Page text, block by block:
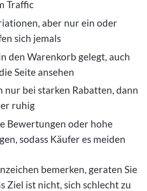
Traffic
aber nur ein oder
sich jemals
den Warenkorb gelegt, auch
Seite ansehen
nur bei starken Rabatten, dann
ruhig
Bewertungen oder hohe
sodass Käufer es meiden
bemerken, geraten Sie
Ziel ist nicht, sich schlecht zu